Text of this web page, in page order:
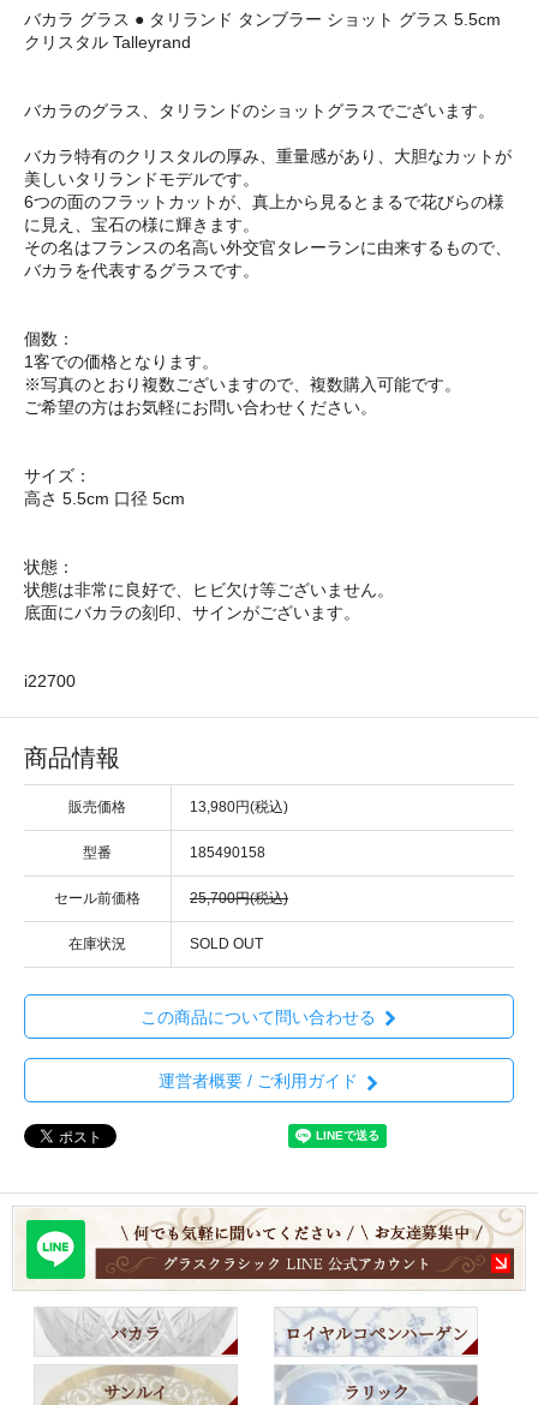
バカラ グラス ● タリランド タンブラー ショット グラス 5.5cm
クリスタル Talleyrand
バカラのグラス、タリランドのショットグラスでございます。
バカラ特有のクリスタルの厚み、重量感があり、大胆なカットが
美しいタリランドモデルです。
6つの面のフラットカットが、真上から見るとまるで花びらの様
に見え、宝石の様に輝きます。
その名はフランスの名高い外交官タレーランに由来するもので、
バカラを代表するグラスです。
個数：
1客での価格となります。
※写真のとおり複数ございますので、複数購入可能です。
ご希望の方はお気軽にお問い合わせください。
サイズ：
高さ 5.5cm 口径 5cm
状態：
状態は非常に良好で、ヒビ欠け等ございません。
底面にバカラの刻印、サインがございます。
i22700
商品情報
販売価格 13,980円(税込)
型番 185490158
セール前価格 25,700円(税込)
在庫状況 SOLD OUT
この商品について問い合わせる
運営者概要 / ご利用ガイド
バカラ ロイヤルコペンハーゲン
サンルイ ラリック